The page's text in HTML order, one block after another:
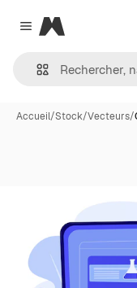
Close menu
Magnific
Accueil/Stock/Vecteurs/